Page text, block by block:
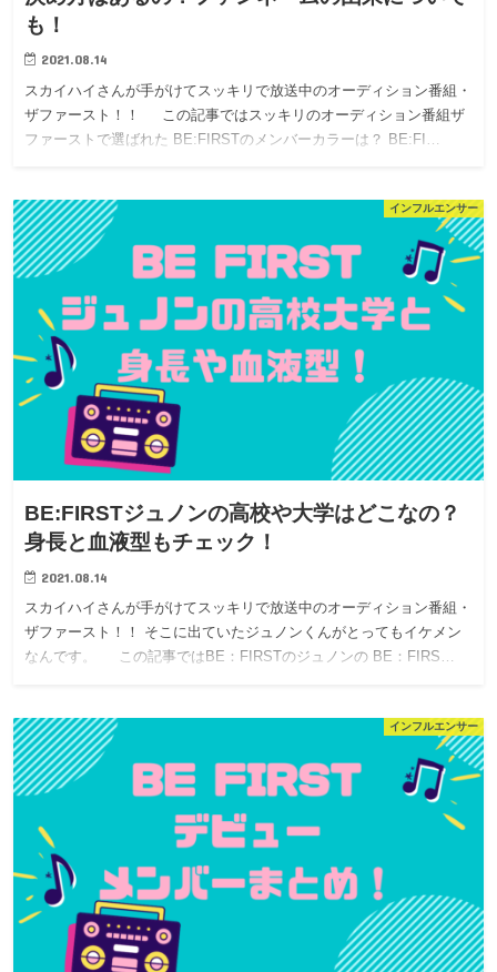
も！
2021.08.14
スカイハイさんが手がけてスッキリで放送中のオーディション番組・
ザファースト！！ この記事ではスッキリのオーディション番組ザ
ファーストで選ばれた BE:FIRSTのメンバーカラーは？ BE:FI…
インフルエンサー
BE:FIRSTジュノンの高校や大学はどこなの？
身長と血液型もチェック！
2021.08.14
スカイハイさんが手がけてスッキリで放送中のオーディション番組・
ザファースト！！ そこに出ていたジュノンくんがとってもイケメン
なんです。 この記事ではBE：FIRSTのジュノンの BE：FIRS…
インフルエンサー